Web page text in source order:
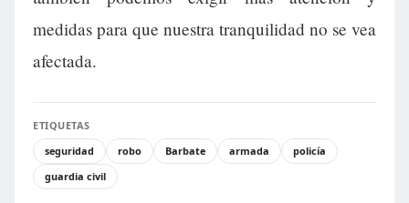
medidas para que nuestra tranquilidad no se vea
afectada.
ETIQUETAS
seguridad
robo Barbate armada
policía
guardia civil